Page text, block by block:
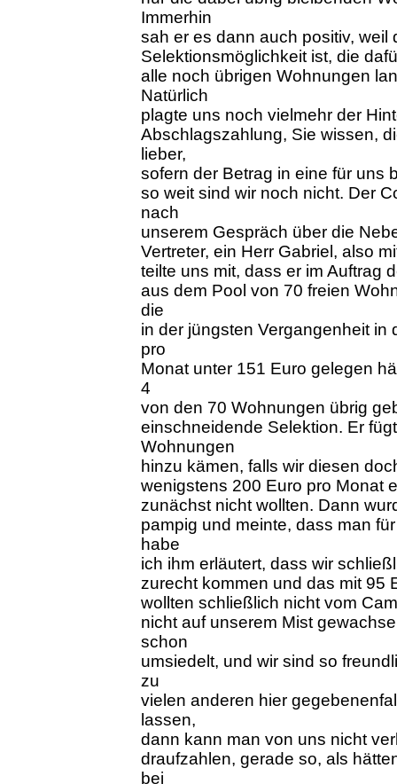
Immerhin
sah er es dann auch positiv,
Selektionsmöglichkeit ist, die
alle noch übrigen Wohnungen
Natürlich
plagte uns noch vielmehr der
Abschlagszahlung, Sie wissen,
lieber,
sofern der Betrag in eine für uns
so weit sind wir noch nicht. Der
nach
unserem Gespräch über die
Vertreter, ein Herr Gabriel, also
teilte uns mit, dass er im Auftrag
aus dem Pool von 70 freien
die
in der jüngsten Vergangenheit
pro
Monat unter 151 Euro gelegen
4
von den 70 Wohnungen übrig
einschneidende Selektion. Er
Wohnungen
hinzu kämen, falls wir diesen
wenigstens 200 Euro pro Monat
zunächst nicht wollten. Dann
pampig und meinte, dass man
habe
ich ihm erläutert, dass wir
zurecht kommen und das mit 95
wollten schließlich nicht vom
nicht auf unserem Mist
schon
umsiedelt, und wir sind so
zu
vielen anderen hier
lassen,
dann kann man von uns nicht
draufzahlen, gerade so, als
bei